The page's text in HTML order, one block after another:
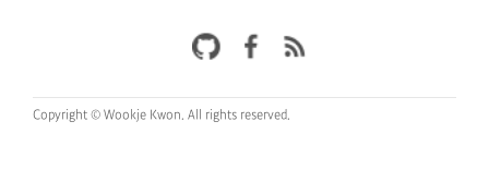
Copyright © Wookje Kwon. All rights reserved.